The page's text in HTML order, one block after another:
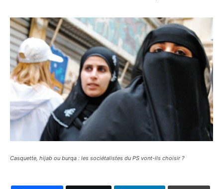
Casquette, hijab ou burqa : les sociétalistes du PS vont-ils choisir ?